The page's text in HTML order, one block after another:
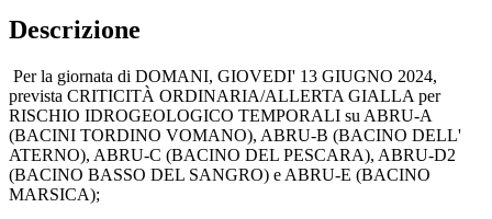
Descrizione
Per la giornata di DOMANI, GIOVEDI' 13 GIUGNO 2024,
prevista CRITICITÀ ORDINARIA/ALLERTA GIALLA per
RISCHIO IDROGEOLOGICO TEMPORALI su ABRU-A
(BACINI TORDINO VOMANO), ABRU-B (BACINO DELL'
ATERNO), ABRU-C (BACINO DEL PESCARA), ABRU-D2
(BACINO BASSO DEL SANGRO) e ABRU-E (BACINO
MARSICA);